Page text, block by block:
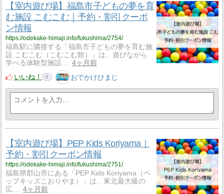
【室内遊び場】福島市子どもの夢を育
む施設 こむこむ｜予約・割引クーポ
ン情報
https://odekake-himaji.info/fukushima/2754/
福島駅に隣接する「福島市子どもの夢を育む施
設 こむこむ（こむこむ館）」は、遊びながら
学べる体験型施設…
4ヶ月前
いいね！
0 おでかけひまじ
【室内遊び場】PEP Kids Koriyama｜
予約・割引クーポン情報
https://odekake-himaji.info/fukushima/2751/
福島県郡山市にある「PEP Kids Koriyama（ペ
ップキッズこおりやま）」は、東北最大級の
広…
4ヶ月前